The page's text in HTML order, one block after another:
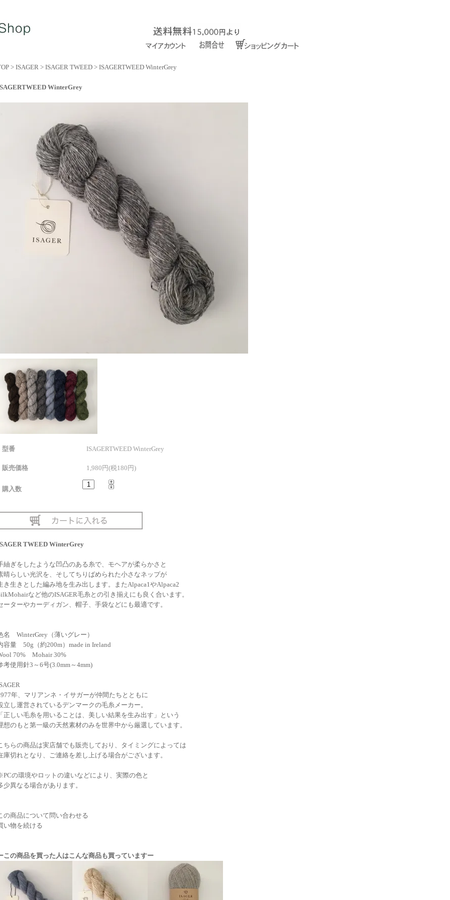
> ISAGER > ISAGER TWEED > ISAGERTWEED WinterGrey
WinterGrey
型番 ISAGERTWEED WinterGrey
販売価格 1,980円(税180円)
購入数
TWEED WinterGrey
紬ぎをしたような凹凸のある糸で、モヘアが柔らかさと
晴らしい光沢を、そしてちりばめられた小さなネップが
き生きとした編み地を生み出します。またAlpaca1やAlpaca2
など他のISAGER毛糸との引き揃えにも良く合います。
ーターやカーディガン、帽子、手袋などにも最適です。
名 WinterGrey（薄いグレー）
容量 50g（約200m）made in Ireland
70% Mohair 30%
考使用針3～6号(3.0mm～4mm)
年、マリアンネ・イサガーが仲間たちとともに
立し運営されているデンマークの毛糸メーカー。
正しい毛糸を用いることは、美しい結果を生み出す」という
想のもと第一級の天然素材のみを世界中から厳選しています。
ちらの商品は実店舗でも販売しており、タイミングによっては
庫切れとなり、ご連絡を差し上げる場合がございます。
の環境やロットの違いなどにより、実際の色と
少異なる場合があります。
の商品について問い合わせる
い物を続ける
この商品を買った人はこんな商品も買っていますー